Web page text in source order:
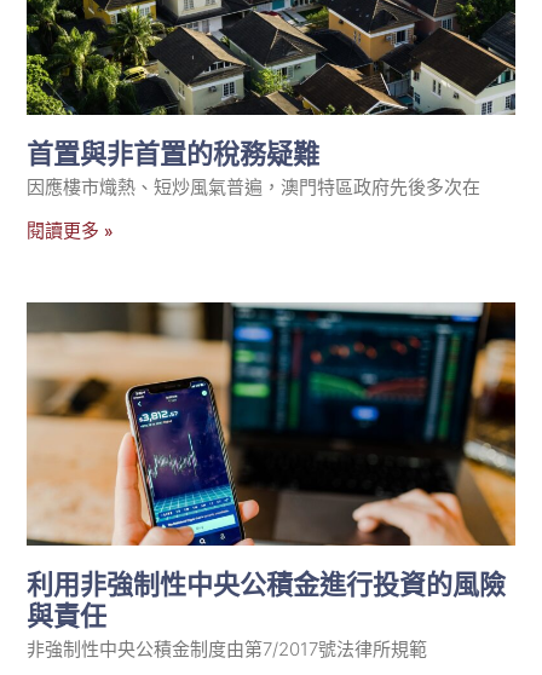
首置與非首置的稅務疑難
因應樓市熾熱、短炒風氣普遍，澳門特區政府先後多次在
閱讀更多 »
利用非強制性中央公積金進行投資的風險
與責任
非強制性中央公積金制度由第7/2017號法律所規範